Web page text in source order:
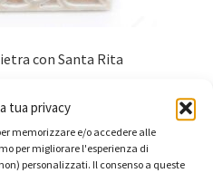
tua privacy
memorizzare e/o accedere alle
per migliorare l'esperienza di
personalizzati. Il consenso a queste
con Santa Rita
al carrello